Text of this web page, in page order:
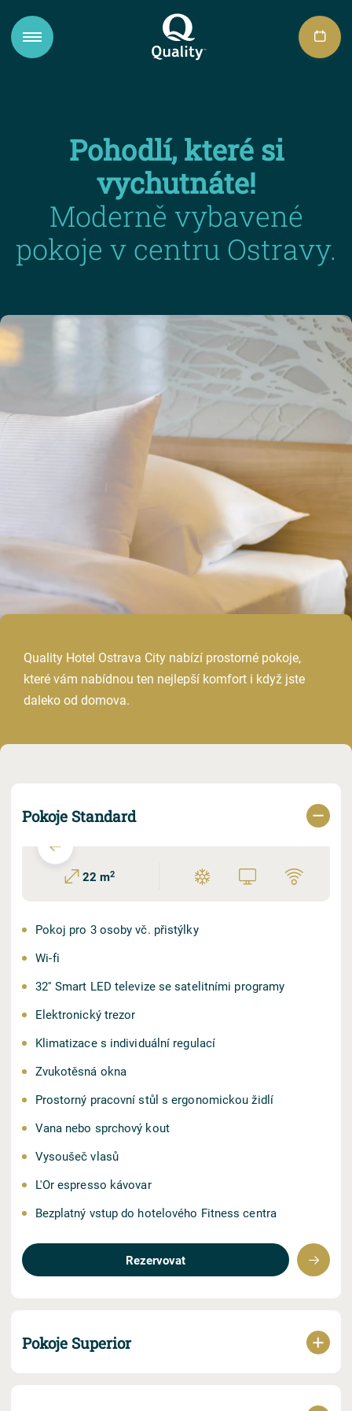
Pohodlí, které si
vychutnáte!
Moderně vybavené
pokoje v centru Ostravy.
Quality Hotel Ostrava City nabízí prostorné pokoje,
které vám nabídnou ten nejlepší komfort i když jste
daleko od domova.
Pokoje Standard
22 m2
Pokoj pro 3 osoby vč. přistýlky
Wi⁠⁠⁠⁠⁠-⁠⁠⁠⁠⁠fi
32'' Smart LED televize se satelitními programy
Elektronický trezor
Klimatizace s individuální regulací
Zvukotěsná okna
Prostorný pracovní stůl s ergonomickou židlí
Vana nebo sprchový kout
Vysoušeč vlasů
L'Or espresso kávovar
Bezplatný vstup do hotelového Fitness centra
Rezervovat
Pokoje Superior